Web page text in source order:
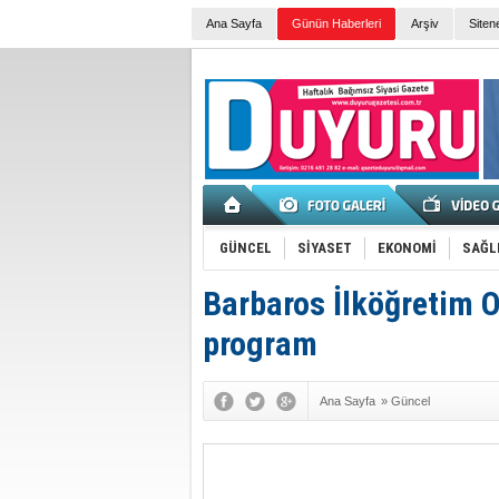
Ana Sayfa Günün Haberleri Arşiv
GÜNCEL SİYASET EKONOMİ
Barbaros İlköğretim
program
Ana Sayfa » Güncel